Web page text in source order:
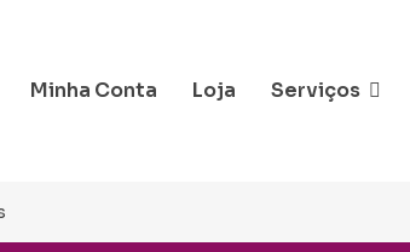
Minha Conta Loja Serviços